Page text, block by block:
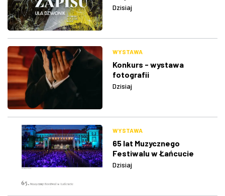
Dzisiaj
WYSTAWA
Konkurs - wystawa
fotografii
Dzisiaj
WYSTAWA
65 lat Muzycznego
Festiwalu w Łańcucie
Dzisiaj